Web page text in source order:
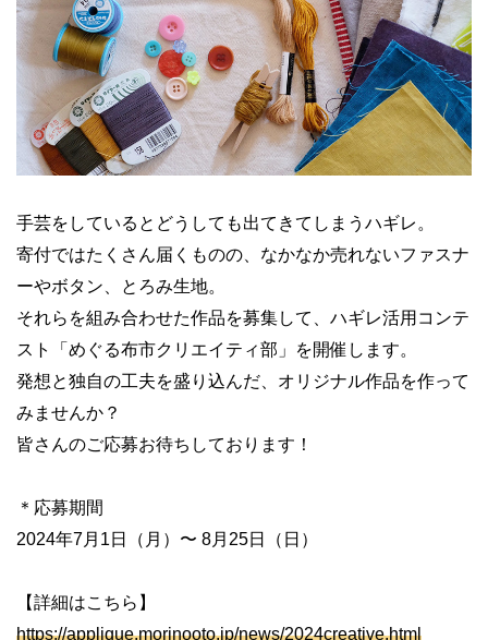
手芸をしているとどうしても出てきてしまうハギレ。
寄付ではたくさん届くものの、なかなか売れないファスナ
ーやボタン、とろみ生地。
それらを組み合わせた作品を募集して、ハギレ活用コンテ
スト「めぐる布市クリエイティ部」を開催します。
発想と独自の工夫を盛り込んだ、オリジナル作品を作って
みませんか？
皆さんのご応募お待ちしております！
＊応募期間
2024年7月1日（月）〜 8月25日（日）
【詳細はこちら】
https://applique.morinooto.jp/news/2024creative.html